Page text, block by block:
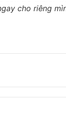
cho riêng